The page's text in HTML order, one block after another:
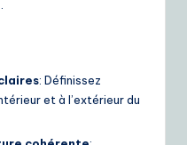
: Définissez
et à l’extérieur du